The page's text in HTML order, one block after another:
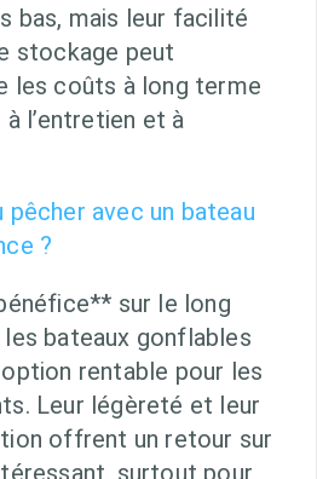
bas, mais leur facilité
stockage peut
les coûts à long terme
l’entretien et à
pêcher avec un bateau
?
sur le long
bateaux gonflables
rentable pour les
Leur légèreté et leur
offrent un retour sur
surtout pour